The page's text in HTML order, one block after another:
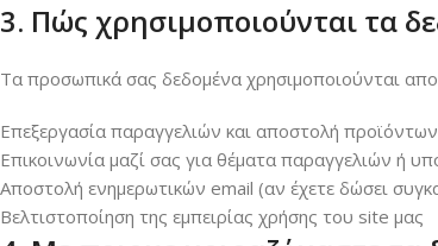
3. Πώς χρησιμοποιούνται τα
Τα προσωπικά σας δεδομένα χρησιμοποιούνται
Επεξεργασία παραγγελιών και αποστολή προϊόντων
Επικοινωνία μαζί σας για θέματα παραγγελιών ή
Αποστολή ενημερωτικών email (αν έχετε δώσει
Βελτιστοποίηση της εμπειρίας χρήσης του site μας